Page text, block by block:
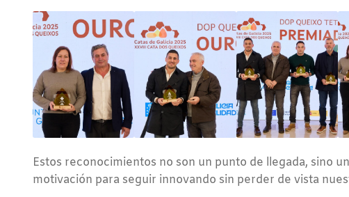
Estos reconocimientos no son un punto de llegada, sino
motivación para seguir innovando sin perder de vista